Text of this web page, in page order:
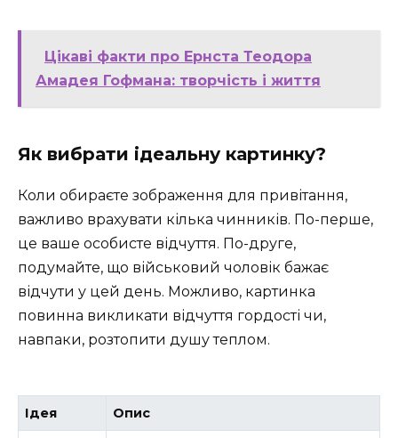
Цікаві факти про Ернста Теодора
Амадея Гофмана: творчість і життя
Як вибрати ідеальну картинку?
Коли обираєте зображення для привітання,
важливо врахувати кілька чинників. По-перше,
це ваше особисте відчуття. По-друге,
подумайте, що військовий чоловік бажає
відчути у цей день. Можливо, картинка
повинна викликати відчуття гордості чи,
навпаки, розтопити душу теплом.
Ідея Опис